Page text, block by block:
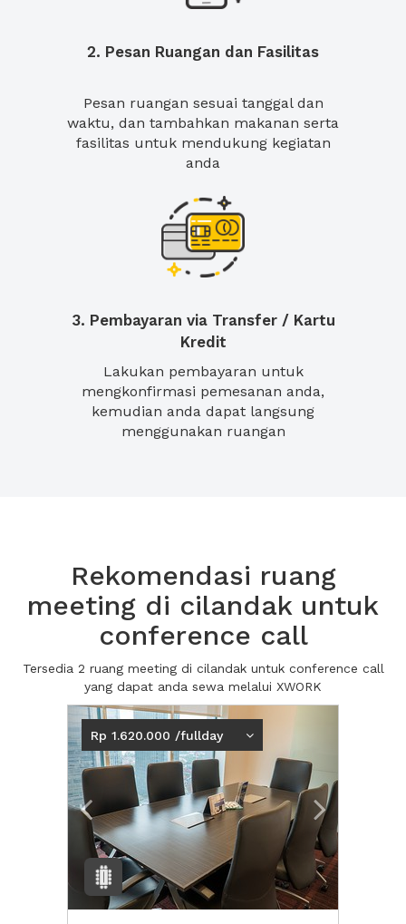
2. Pesan Ruangan dan Fasilitas
Pesan ruangan sesuai tanggal dan
waktu, dan tambahkan makanan serta
fasilitas untuk mendukung kegiatan
anda
3. Pembayaran via Transfer / Kartu
Kredit
Lakukan pembayaran untuk
mengkonfirmasi pemesanan anda,
kemudian anda dapat langsung
menggunakan ruangan
Rekomendasi ruang
meeting di cilandak untuk
conference call
Tersedia 2 ruang meeting di cilandak untuk conference call
yang dapat anda sewa melalui XWORK
Previous
Rp 1.620.000 /fullday